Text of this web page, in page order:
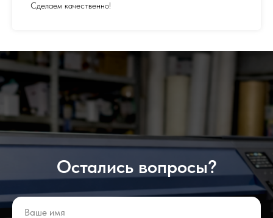
Сделаем качественно!
Остались вопросы?